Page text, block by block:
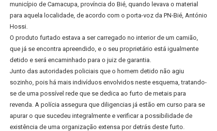
município de Camacupa, província do Bié, quando levava o material
para aquela localidade, de acordo com o porta-voz da PN-Bié, António
Hossi.
O produto furtado estava a ser carregado no interior de um camião,
que já se encontra apreendido, e o seu proprietário está igualmente
detido e será encaminhado para o juiz de garantia.
Junto das autoridades policiais que o homem detido não agiu
sozinho, pois há mais indivíduos envolvidos neste esquema, tratando-
se de uma possível rede que se dedica ao furto de metais para
revenda. A polícia assegura que diligencias já estão em curso para se
apurar o que sucedeu integralmente e verificar a possibilidade de
existência de uma organização extensa por detrás deste furto.